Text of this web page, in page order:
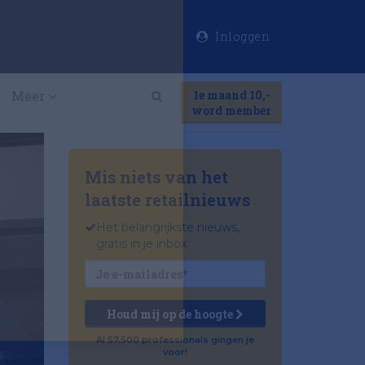
Inloggen
Meer
1e maand 10,-
word member
Mis niets van het
laatste retailnieuws
Het belangrijkste nieuws,
gratis in je inbox
Houd mij op de hoogte
Al 57.500 professionals gingen je
voor!